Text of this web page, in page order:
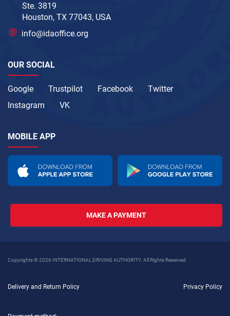
Ste. 3819
Houston, TX 77043, USA
info@idaoffice.org
OUR SOCIAL
Google Trustpilot Facebook
Twitter
Instagram
VK
MOBILE APP
MAKE A PAYMENT
Copyrights © 2026 INTERNATIONAL DRIVING AUTHORITY. All Rights Reserved
Delivery and Return Policy Privacy Policy